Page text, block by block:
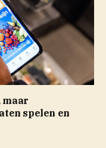
maar
spelen en